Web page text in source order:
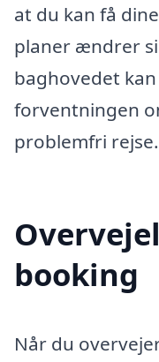
at du kan få
planer ændrer
baghovedet
forventningen
problemfri rejse.
booking
Når du